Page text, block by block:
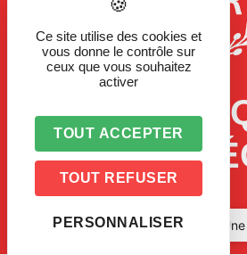
LA
D'UNE
Ce site utilise des cookies et
vous donne le contrôle sur
ceux que vous souhaitez
activer
TOUT ACCEPTER
TOUT REFUSER
PERSONNALISER